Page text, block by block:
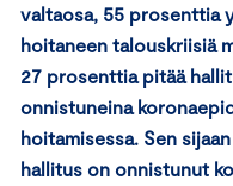
valtaosa, 55 prosenttia
hoitaneen talouskriisiä
27 prosenttia pitää
onnistuneina
hoitamisessa. Sen
hallitus on onnistunut